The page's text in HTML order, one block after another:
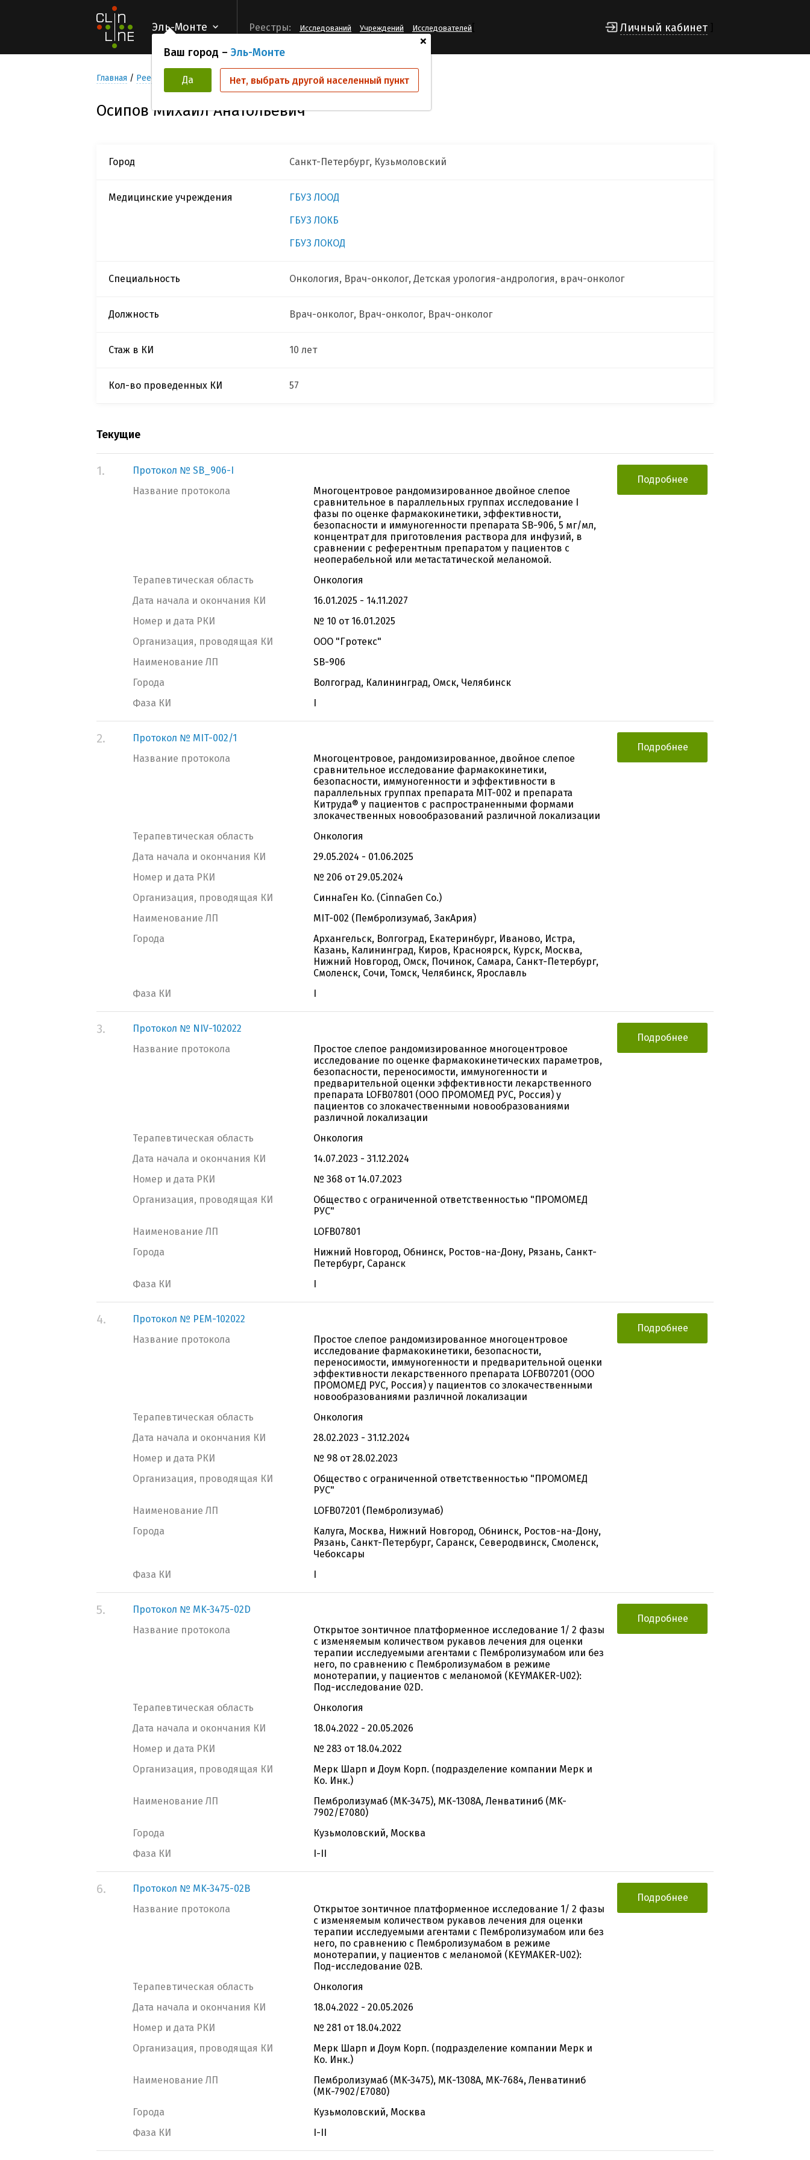
Эль-Монте
+
Ваш город – Эль-Монте
Да Нет, выбрать другой населенный пункт
Реестры: Исследований Учреждений Исследователей Личный кабинет
Главная Реестр Исследователей Осипов Михаил Анатольевич
Осипов Михаил Анатольевич
Город Санкт-Петербург, Кузьмоловский
Медицинские учреждения
ГБУЗ ЛООД
ГБУЗ ЛОКБ
ГБУЗ ЛОКОД
Специальность Онкология, Врач-онколог, Детская урология-андрология, врач-онколог
Должность Врач-онколог, Врач-онколог, Врач-онколог
Стаж в КИ 10 лет
Кол-во проведенных КИ 57
Текущие
1.
Протокол № SB_906-I
Название протокола
Многоцентровое рандомизированное двойное слепое
сравнительное в параллельных группах исследование I
фазы по оценке фармакокинетики, эффективности,
безопасности и иммуногенности препарата SB-906, 5 мг/мл,
концентрат для приготовления раствора для инфузий, в
сравнении с референтным препаратом у пациентов с
неоперабельной или метастатической меланомой.
Терапевтическая область
Онкология
Дата начала и окончания КИ
16.01.2025 - 14.11.2027
Номер и дата РКИ
№ 10 от 16.01.2025
Организация, проводящая КИ
ООО "Гротекс"
Наименование ЛП
SB-906
Города
Волгоград, Калининград, Омск, Челябинск
Фаза КИ
I
Подробнее
2.
Протокол № MIT-002/1
Название протокола
Многоцентровое, рандомизированное, двойное слепое
сравнительное исследование фармакокинетики,
безопасности, иммуногенности и эффективности в
параллельных группах препарата MIT-002 и препарата
Китруда® у пациентов с распространенными формами
злокачественных новообразований различной локализации
Терапевтическая область
Онкология
Дата начала и окончания КИ
29.05.2024 - 01.06.2025
Номер и дата РКИ
№ 206 от 29.05.2024
Организация, проводящая КИ
СиннаГен Ко. (CinnaGen Co.)
Наименование ЛП
MIT-002 (Пембролизумаб, ЗакАрия)
Города
Архангельск, Волгоград, Екатеринбург, Иваново, Истра,
Казань, Калининград, Киров, Красноярск, Курск, Москва,
Нижний Новгород, Омск, Починок, Самара, Санкт-Петербург,
Смоленск, Сочи, Томск, Челябинск, Ярославль
Фаза КИ
I
Подробнее
3.
Протокол № NIV-102022
Название протокола
Простое слепое рандомизированное многоцентровое
исследование по оценке фармакокинетических параметров,
безопасности, переносимости, иммуногенности и
предварительной оценки эффективности лекарственного
препарата LOFB07801 (ООО ПРОМОМЕД РУС, Россия) у
пациентов со злокачественными новообразованиями
различной локализации
Терапевтическая область
Онкология
Дата начала и окончания КИ
14.07.2023 - 31.12.2024
Номер и дата РКИ
№ 368 от 14.07.2023
Организация, проводящая КИ
Общество с ограниченной ответственностью "ПРОМОМЕД
РУС"
Наименование ЛП
LOFB07801
Города
Нижний Новгород, Обнинск, Ростов-на-Дону, Рязань, Санкт-
Петербург, Саранск
Фаза КИ
I
Подробнее
4.
Протокол № PEM-102022
Название протокола
Простое слепое рандомизированное многоцентровое
исследование фармакокинетики, безопасности,
переносимости, иммуногенности и предварительной оценки
эффективности лекарственного препарата LOFB07201 (ООО
ПРОМОМЕД РУС, Россия) у пациентов со злокачественными
новообразованиями различной локализации
Терапевтическая область
Онкология
Дата начала и окончания КИ
28.02.2023 - 31.12.2024
Номер и дата РКИ
№ 98 от 28.02.2023
Организация, проводящая КИ
Общество с ограниченной ответственностью "ПРОМОМЕД
РУС"
Наименование ЛП
LOFB07201 (Пембролизумаб)
Города
Калуга, Москва, Нижний Новгород, Обнинск, Ростов-на-Дону,
Рязань, Санкт-Петербург, Саранск, Северодвинск, Смоленск,
Чебоксары
Фаза КИ
I
Подробнее
5.
Протокол № MK-3475-02D
Название протокола
Открытое зонтичное платформенное исследование 1/ 2 фазы
с изменяемым количеством рукавов лечения для оценки
терапии исследуемыми агентами с Пембролизумабом или без
него, по сравнению с Пембролизумабом в режиме
монотерапии, у пациентов с меланомой (KEYMAKER-U02):
Под-исследование 02D.
Терапевтическая область
Онкология
Дата начала и окончания КИ
18.04.2022 - 20.05.2026
Номер и дата РКИ
№ 283 от 18.04.2022
Организация, проводящая КИ
Мерк Шарп и Доум Корп. (подразделение компании Мерк и
Ко. Инк.)
Наименование ЛП
Пембролизумаб (MK-3475), МК-1308А, Ленватиниб (MK-
7902/E7080)
Города
Кузьмоловский, Москва
Фаза КИ
I-II
Подробнее
6.
Протокол № MK-3475-02B
Название протокола
Открытое зонтичное платформенное исследование 1/ 2 фазы
с изменяемым количеством рукавов лечения для оценки
терапии исследуемыми агентами с Пембролизумабом или без
него, по сравнению с Пембролизумабом в режиме
монотерапии, у пациентов с меланомой (KEYMAKER-U02):
Под-исследование 02B.
Терапевтическая область
Онкология
Дата начала и окончания КИ
18.04.2022 - 20.05.2026
Номер и дата РКИ
№ 281 от 18.04.2022
Организация, проводящая КИ
Мерк Шарп и Доум Корп. (подразделение компании Мерк и
Ко. Инк.)
Наименование ЛП
Пембролизумаб (MK-3475), МК-1308А, MK-7684, Ленватиниб
(МК-7902/E7080)
Города
Кузьмоловский, Москва
Фаза КИ
I-II
Подробнее